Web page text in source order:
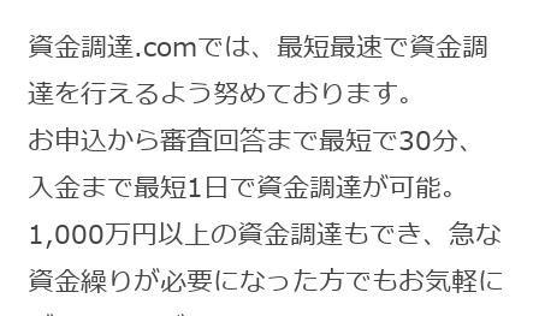
資金調達.comでは、最短最速で資金調
達を行えるよう努めております。
お申込から審査回答まで最短で30分、
入金まで最短1日で資金調達が可能。
1,000万円以上の資金調達もでき、急な
資金繰りが必要になった方でもお気軽に